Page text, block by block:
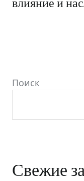
влияние и
Поиск
Свежие